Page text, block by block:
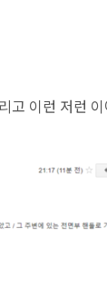
고 이런 저런